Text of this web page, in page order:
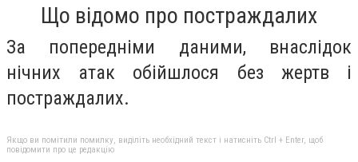
Що відомо про постраждалих
За попередніми даними, внаслідок
нічних атак обійшлося без жертв і
постраждалих.
Якщо ви помітили помилку, виділіть необхідний текст і натисніть Ctrl + Enter, щоб
повідомити про це редакцію